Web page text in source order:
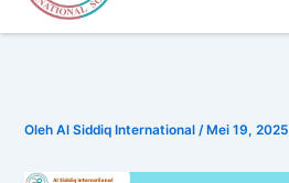
OlehAl Siddiq International/Mei 19, 2025